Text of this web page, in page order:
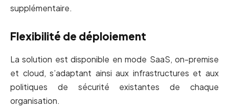
supplémentaire.
Flexibilité de déploiement
La solution est disponible en mode SaaS, on-premise
et cloud, s’adaptant ainsi aux infrastructures et aux
politiques de sécurité existantes de chaque
organisation.